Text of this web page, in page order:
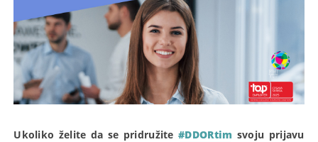
Ukoliko želite da se pridružite#DDORtim svoju prijavu